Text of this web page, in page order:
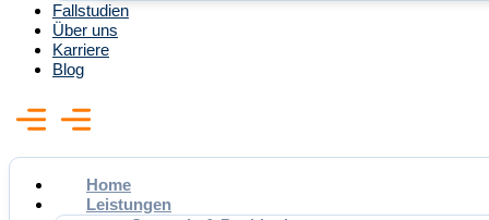
Fallstudien
Über uns
Karriere
Blog
Home
Leistungen